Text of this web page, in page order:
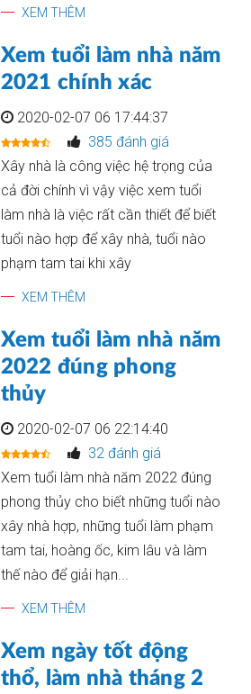
XEM THÊM
Xem tuổi làm nhà năm
2021 chính xác
2020-02-07 06 17:44:37
385 đánh giá
Xây nhà là công việc hệ trọng của
cả đời chính vì vậy việc xem tuổi
làm nhà là việc rất cần thiết để biết
tuổi nào hợp để xây nhà, tuổi nào
phạm tam tai khi xây
XEM THÊM
Xem tuổi làm nhà năm
2022 đúng phong
thủy
2020-02-07 06 22:14:40
32 đánh giá
Xem tuổi làm nhà năm 2022 đúng
phong thủy cho biết những tuổi nào
xây nhà hợp, những tuổi làm phạm
tam tai, hoàng ốc, kim lâu và làm
thế nào để giải hạn...
XEM THÊM
Xem ngày tốt động
thổ, làm nhà tháng 2